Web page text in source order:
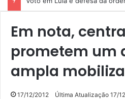
Em nota,
prometem um
ampla
17/12/2012 Última Atualização 17/